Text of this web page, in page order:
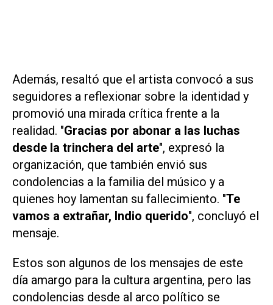
Además, resaltó que el artista convocó a sus
seguidores a reflexionar sobre la identidad y
promovió una mirada crítica frente a la
realidad. "Gracias por abonar a las luchas
desde la trinchera del arte", expresó la
organización, que también envió sus
condolencias a la familia del músico y a
quienes hoy lamentan su fallecimiento. "Te
vamos a extrañar, Indio querido", concluyó el
mensaje.
Estos son algunos de los mensajes de este
día amargo para la cultura argentina, pero las
condolencias desde al arco político se